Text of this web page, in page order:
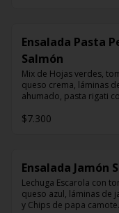
Ensalada Pasta
Salmón
Mix de Hojas verdes,
queso crema, láminas
ahumado, pasta rigati
mayonesa, jugo de
$7.300
Ensalada Jamón
Lechuga Escarola con
queso azul, láminas de
y Chips de papa camote.